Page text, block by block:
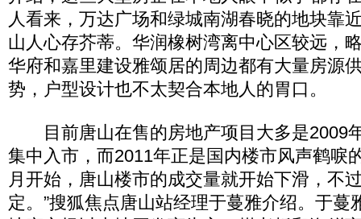
人看来，万达广场和绿城南湖春晓的地块靠
山人心存芥蒂。华润橡树湾离中心区较远，
华府和嘉里建设雅颂居的周边都有大量房源
势，户型设计也不太契合本地人的胃口。
目前唐山在售的房地产项目大多是2009
集中入市，而2011年正是国内楼市风声鹤唳
月开始，唐山楼市的成交量就开始下滑，不
定。”搜狐焦点唐山站经理于蔓雅介绍。于蔓